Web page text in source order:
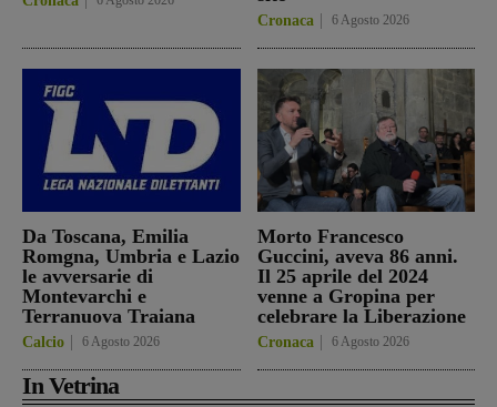
Cronaca 6 Agosto 2026
Da Toscana, Emilia
Romgna, Umbria e Lazio
le avversarie di
Montevarchi e
Terranuova Traiana
Calcio 6 Agosto 2026
Morto Francesco
Guccini, aveva 86 anni.
Il 25 aprile del 2024
venne a Gropina per
celebrare la Liberazione
Cronaca 6 Agosto 2026
In Vetrina